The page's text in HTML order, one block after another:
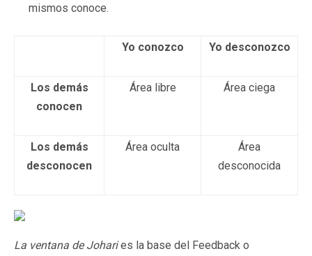
mismos conoce.
Yo conozco Yo desconozco
Los demás
conocen
Área libre Área ciega
Los demás
desconocen
Área oculta
Área
desconocida
La ventana de Joharies la base del Feedback o